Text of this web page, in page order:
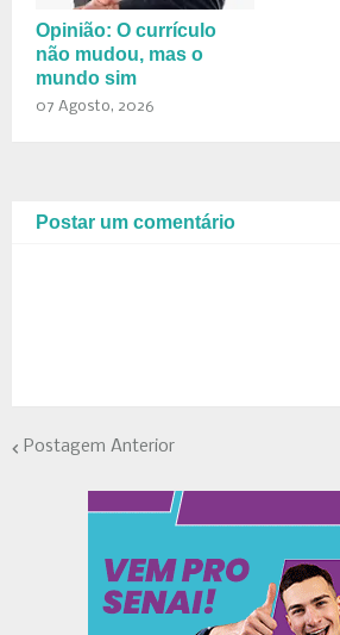
Opinião: O currículo
não mudou, mas o
mundo sim
07 Agosto, 2026
Postar um comentário
Postagem Anterior